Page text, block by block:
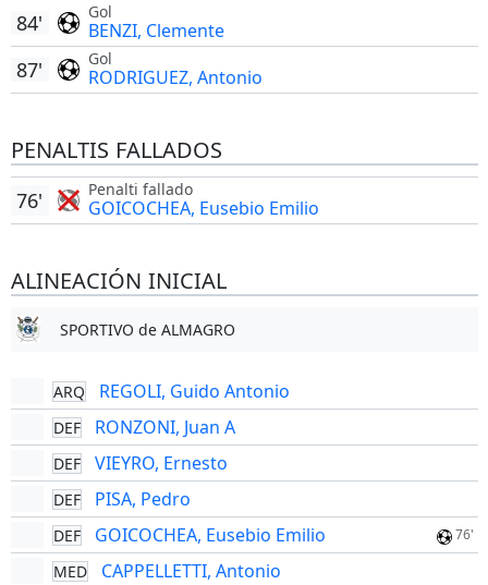
Gol
BENZI, Clemente
84'
Gol
RODRIGUEZ, Antonio
87'
PENALTIS FALLADOS
Penalti fallado
GOICOCHEA, Eusebio Emilio
76'
ALINEACIÓN INICIAL
SPORTIVO de ALMAGRO
ARQ REGOLI, Guido Antonio
DEF RONZONI, Juan A
DEF VIEYRO, Ernesto
DEF PISA, Pedro
DEF GOICOCHEA, Eusebio Emilio 76'
MED CAPPELLETTI, Antonio